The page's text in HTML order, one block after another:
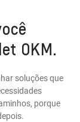
0KM.
soluções que
porque